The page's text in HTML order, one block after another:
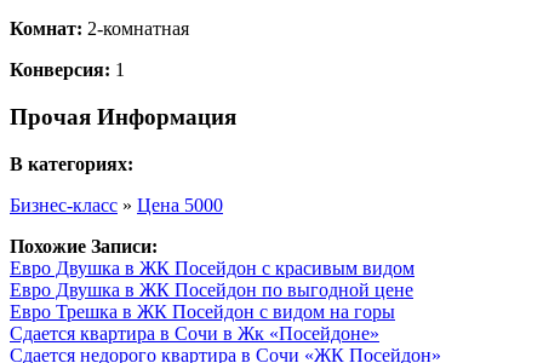
Комнат: 2-комнатная
Конверсия: 1
Прочая Информация
В категориях:
Бизнес-класс » Цена 5000
Похожие Записи:
Евро Двушка в ЖК Посейдон с красивым видом
Евро Двушка в ЖК Посейдон по выгодной цене
Евро Трешка в ЖК Посейдон с видом на горы
Сдается квартира в Сочи в Жк «Посейдоне»
Сдается недорого квартира в Сочи «ЖК Посейдон»